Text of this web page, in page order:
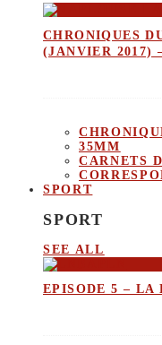
CHRONIQUES
(JANVIER 2017)
35MM
CARNETS
SPORT
SPORT
SEE ALL
EPISODE 5 – LA